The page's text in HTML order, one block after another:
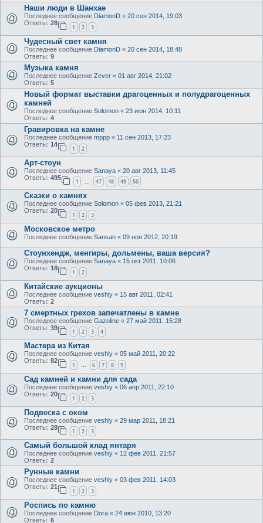
Наши люди в Шанхае
Последнее сообщение DiamonD « 20 сен 2014, 19:03
Ответы: 28
1 2 3
Чудесный свет камня
Последнее сообщение DiamonD « 20 сен 2014, 18:48
Ответы: 9
Музыка камня
Последнее сообщение Zever « 01 авг 2014, 21:02
Ответы: 5
Новый формат выставки драгоценных и полудрагоценных
камней
Последнее сообщение Solomon « 23 июн 2014, 10:11
Ответы: 4
Гравировка на камне
Последнее сообщение mppp « 11 сен 2013, 17:23
Ответы: 14
1 2
Арт-стоун
Последнее сообщение Sanaya « 20 авг 2013, 11:45
Ответы: 495
1 47 48 49 50
Сказки о камнях
Последнее сообщение Solomon « 05 фев 2013, 21:21
Ответы: 20
1 2 3
Московское метро
Последнее сообщение Sansan « 09 ноя 2012, 20:19
Стоунхендж, менгиры, дольмены, ваша версия?
Последнее сообщение Sanaya « 15 окт 2011, 10:06
Ответы: 18
1 2
Китайские аукционы
Последнее сообщение veshiy « 15 авг 2011, 02:41
Ответы: 2
7 смертных грехов запечатлены в камне
Последнее сообщение Gazoline « 27 май 2011, 15:28
Ответы: 39
1 2 3 4
Мастера из Китая
Последнее сообщение veshiy « 05 май 2011, 20:22
Ответы: 82
1 … 6 7 8 9
Сад камней и камни для сада
Последнее сообщение veshiy « 06 апр 2011, 22:10
Ответы: 20
1 2 3
Подвеска с оком
Последнее сообщение veshiy « 29 мар 2011, 18:21
Ответы: 28
1 2 3
Самый большой клад янтаря
Последнее сообщение veshiy « 12 фев 2011, 21:57
Ответы: 2
Рунные камни
Последнее сообщение veshiy « 03 фев 2011, 14:03
Ответы: 21
1 2 3
Роспись по камню
Последнее сообщение Dora « 24 июн 2010, 13:20
Ответы: 6